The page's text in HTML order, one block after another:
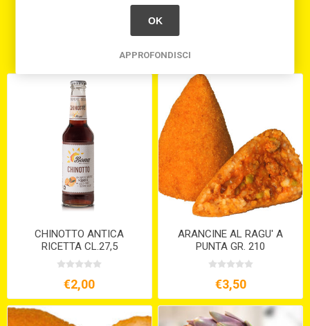
CHINOTTO ANTICA
RICETTA CL.27,5
€2,00
ARANCINE AL RAGU' A
PUNTA GR. 210
€3,50
OK
APPROFONDISCI